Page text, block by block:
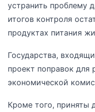
устранить проблему
итогов контроля
продуктах питания
Государства,
проект поправок для
экономической
Кроме того, приняты